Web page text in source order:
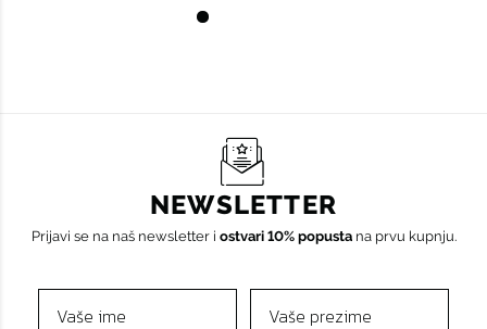
NEWSLETTER
Prijavi se na naš newsletter i ostvari 10% popustana prvu kupnju.